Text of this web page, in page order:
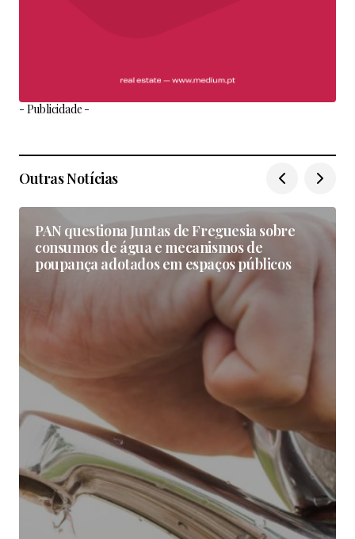
- Publicidade -
Outras Notícias
PAN questiona Juntas de Freguesia sobre
consumos de água e mecanismos de
poupança adotados em espaços públicos